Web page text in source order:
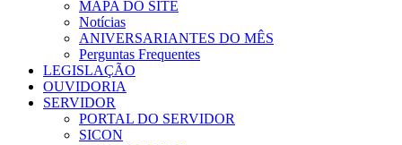
MAPA DO SITE
Notícias
ANIVERSARIANTES DO MÊS
Perguntas Frequentes
LEGISLAÇÃO
OUVIDORIA
SERVIDOR
PORTAL DO SERVIDOR
SICON